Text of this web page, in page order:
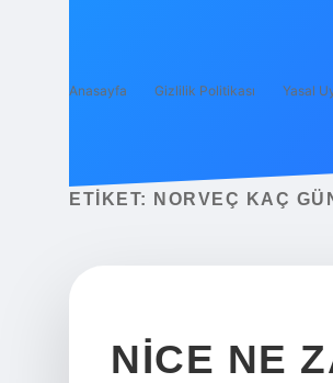
Anasayfa Gizlilik Politikası Yasal
ETIKET: NORVEÇ KAÇ
NICE NE